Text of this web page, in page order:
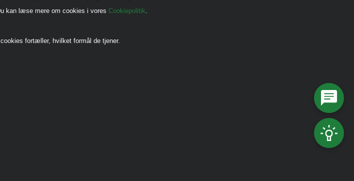
kan læse mere om cookies i vores Cookiepolitik.
fortæller, hvilket formål de tjener.